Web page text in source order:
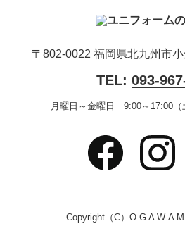
〒802-0022 福岡県北九州市
TEL: 093-
月曜日～金曜日 9:00～17:00（
Copyright（C）